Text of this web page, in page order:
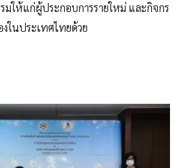
มให้แก่ผู้ประกอบการรายใหม่ และกิจกร
ในประเทศไทยด้วย